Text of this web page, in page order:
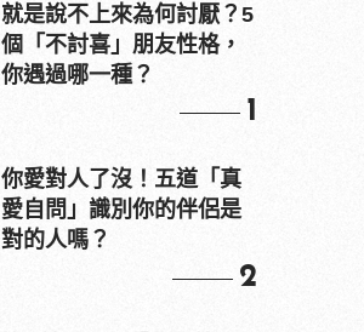
就是說不上來為何討厭？5
個「不討喜」朋友性格，
你遇過哪一種？
1
你愛對人了沒！五道「真
愛自問」識別你的伴侶是
對的人嗎？
2